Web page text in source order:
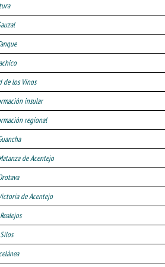
de los Vinos
insular
regional
de Acentejo
de Acentejo